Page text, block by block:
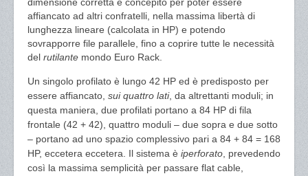
affiancato ad altri confratelli, nella massima libertà di
lunghezza lineare (calcolata in HP) e potendo
sovrapporre file parallele, fino a coprire tutte le necessità
del rutilante mondo Euro Rack.
Un singolo profilato è lungo 42 HP ed è predisposto per
essere affiancato, sui quattro lati, da altrettanti moduli; in
questa maniera, due profilati portano a 84 HP di fila
frontale (42 + 42), quattro moduli – due sopra e due sotto
– portano ad uno spazio complessivo pari a 84 + 84 = 168
HP, eccetera eccetera. Il sistema è iperforato , prevedendo
così la massima semplicità per passare flat cable,